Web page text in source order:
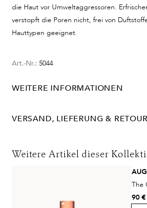
die Haut vor Umweltaggressoren.
verstopft die Poren nicht, frei von
Hauttypen geeignet.
Art.-Nr.: 5044
WEITERE INFORMATIONEN
Hautpflegetechnologie mit
TFC8®: Ein Komplex aus natürlichen
die natürlich in der Haut vorkommen.
Nährstoffe und leistungsstarke
zu den Hautzellen und schafft so
VERSAND, LIEFERUNG &
DHL
Weitere Artikel dieser
The
90 €